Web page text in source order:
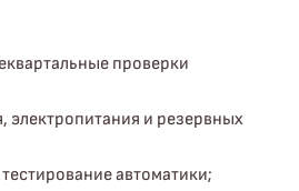
проверки
электропитания и резервных
автоматики;